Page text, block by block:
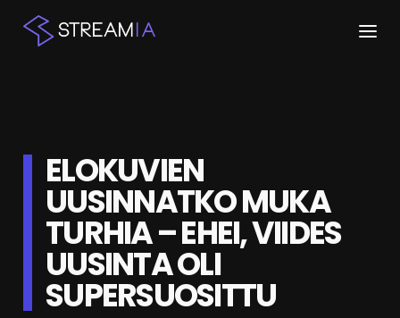
STREAMIT
KESKUSTELU
SHOP
ELOKUVIEN
UUSINNATKO MUKA
TURHIA – EHEI, VIIDES
UUSINTA OLI
SUPERSUOSITTU